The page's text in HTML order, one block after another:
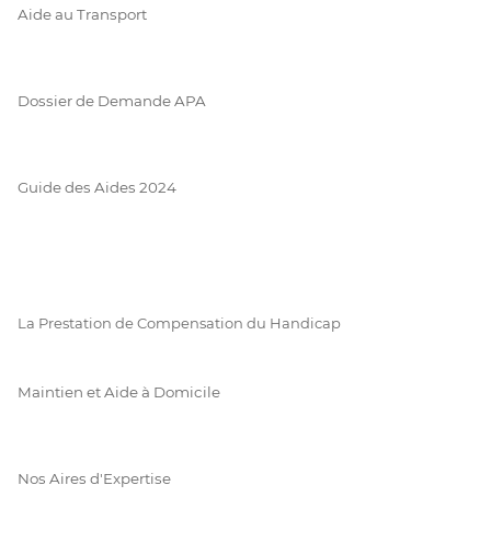
Aide au Transport
Dossier de Demande APA
Guide des Aides 2024
La Prestation de Compensation du Handicap
Maintien et Aide à Domicile
Nos Aires d'Expertise